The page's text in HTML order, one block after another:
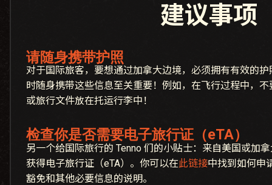
建议事项
请随身携带护照
对于国际旅客，要想通过加拿大边境，必须拥有有效的
时随身携带这些信息至关重要！例如，在飞行过程中，
或旅行文件放在托运行李中！
检查你是否需要电子旅行证（eTA）
另一个给国际旅行的 Tenno 们的小贴士：来自美国或加
获得电子旅行证（eTA）。你可以在此链接中找到如何申
豁免和其他必要信息的说明。